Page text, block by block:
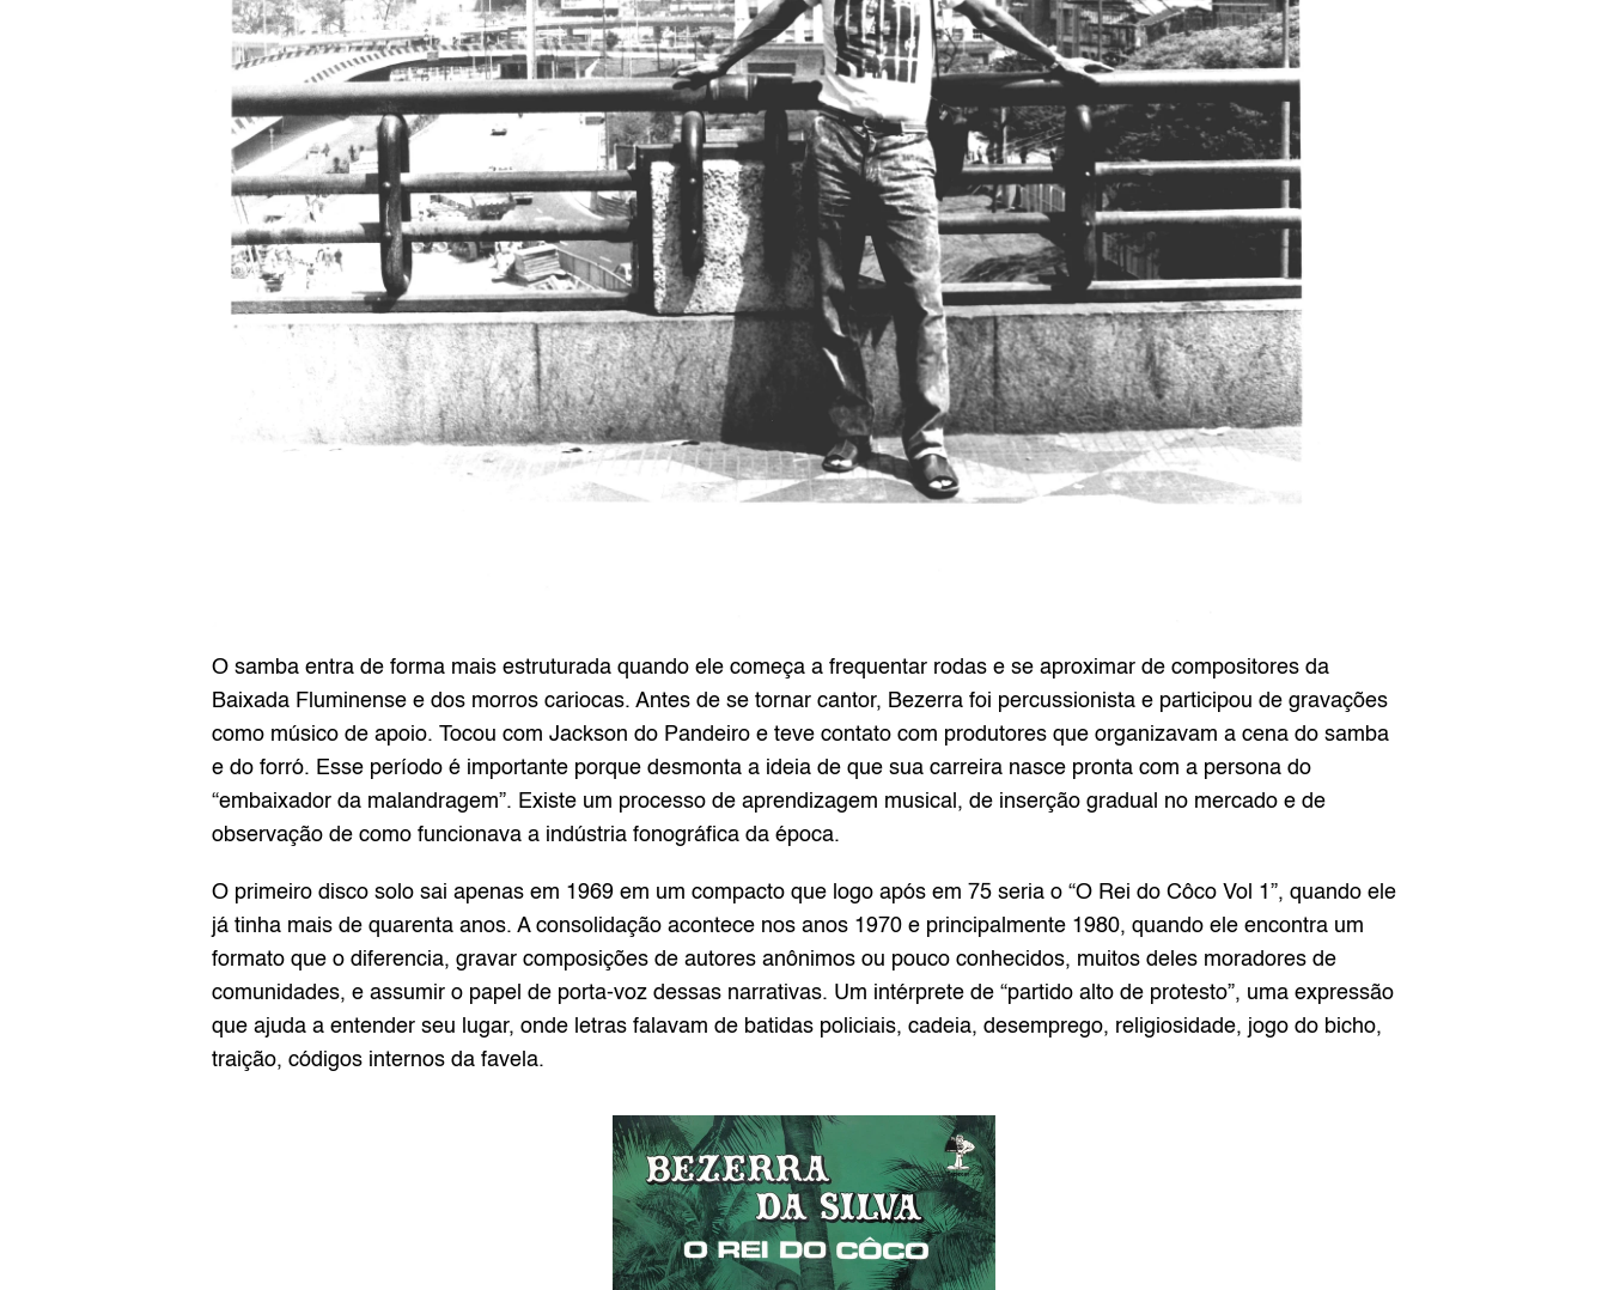
O samba entra de forma mais estruturada quando ele começa a frequentar rodas e se aproximar de compositores da
Baixada Fluminense e dos morros cariocas. Antes de se tornar cantor, Bezerra foi percussionista e participou de gravações
como músico de apoio. Tocou com Jackson do Pandeiro e teve contato com produtores que organizavam a cena do samba
e do forró. Esse período é importante porque desmonta a ideia de que sua carreira nasce pronta com a persona do
“embaixador da malandragem”. Existe um processo de aprendizagem musical, de inserção gradual no mercado e de
observação de como funcionava a indústria fonográfica da época.
O primeiro disco solo sai apenas em 1969 em um compacto que logo após em 75 seria o “O Rei do Côco Vol 1”, quando ele
já tinha mais de quarenta anos. A consolidação acontece nos anos 1970 e principalmente 1980, quando ele encontra um
formato que o diferencia, gravar composições de autores anônimos ou pouco conhecidos, muitos deles moradores de
comunidades, e assumir o papel de porta-voz dessas narrativas. Um intérprete de “partido alto de protesto”, uma expressão
que ajuda a entender seu lugar, onde letras falavam de batidas policiais, cadeia, desemprego, religiosidade, jogo do bicho,
traição, códigos internos da favela.